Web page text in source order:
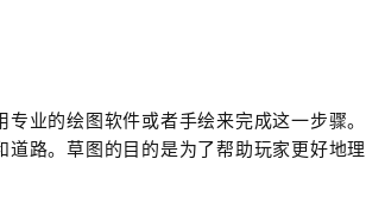
业的绘图软件或者手绘来完成这一步骤。
路。草图的目的是为了帮助玩家更好地理